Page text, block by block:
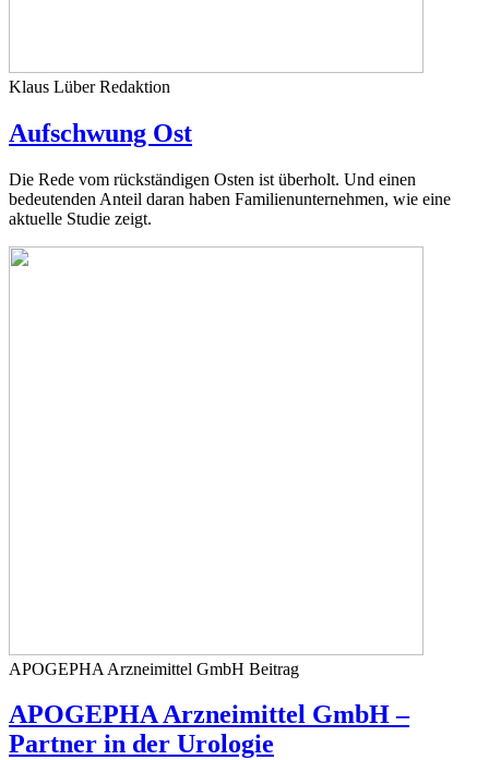
Klaus LüberRedaktion
Aufschwung Ost
Die Rede vom rückständigen Osten ist überholt. Und einen
bedeutenden Anteil daran haben Familienunternehmen, wie eine
aktuelle Studie zeigt.
APOGEPHA Arzneimittel GmbH Beitrag
APOGEPHA Arzneimittel GmbH –
Partner in der Urologie